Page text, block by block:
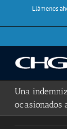
Llámenos
Una
ocasionados